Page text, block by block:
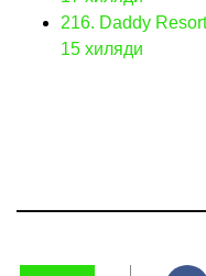
216. Daddy
15 хиляди